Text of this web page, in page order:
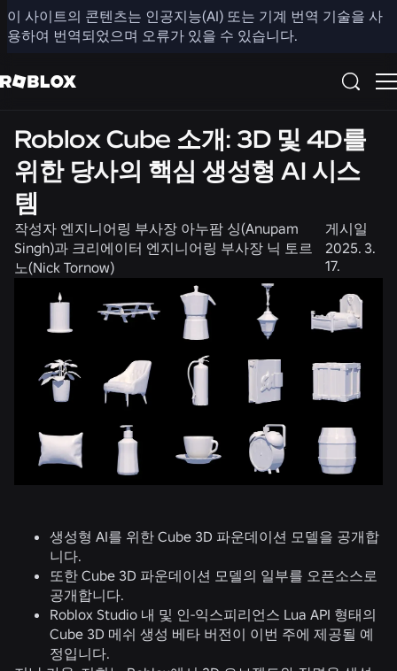
이 사이트의 콘텐츠는 인공지능(AI) 또는 기계 번역 기술을 사
용하여 번역되었으며 오류가 있을 수 있습니다.
공유
뉴스
Roblox Cube 소개: 3D 및 4D를
위한 당사의 핵심 생성형 AI 시스
템
작성자 엔지니어링 부사장 아누팜 싱(Anupam
Singh)과 크리에이터 엔지니어링 부사장 닉 토르
노(Nick Tornow)
게시일
2025. 3.
17.
생성형 AI를 위한 Cube 3D 파운데이션 모델을 공개합
니다.
또한 Cube 3D 파운데이션 모델의 일부를 오픈소스로
공개합니다.
Roblox Studio 내 및 인-익스피리언스 Lua API 형태의
Cube 3D 메쉬 생성 베타 버전이 이번 주에 제공될 예
정입니다.